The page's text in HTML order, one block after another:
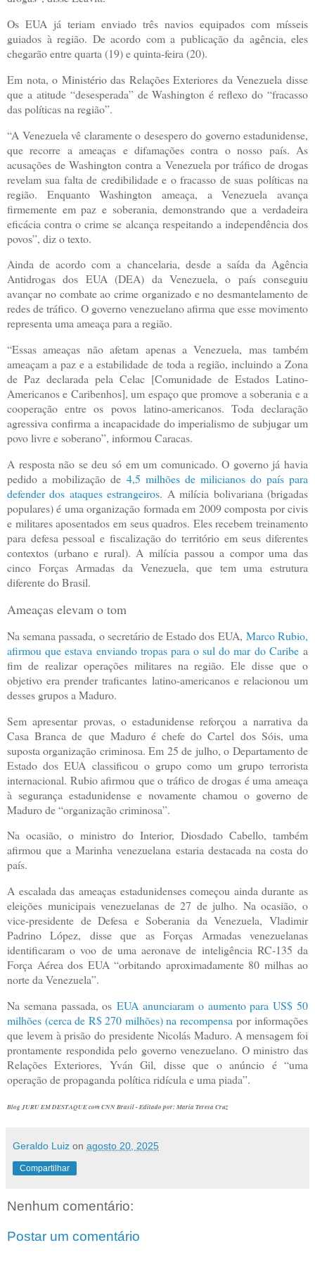
Os EUA já teriam enviado três navios equipados com mísseis
guiados à região. De acordo com a publicação da agência, eles
chegarão entre quarta (19) e quinta-feira (20).
Em nota, o Ministério das Relações Exteriores da Venezuela disse
que a atitude “desesperada” de Washington é reflexo do “fracasso
das políticas na região”.
“A Venezuela vê claramente o desespero do governo estadunidense,
que recorre a ameaças e difamações contra o nosso país. As
acusações de Washington contra a Venezuela por tráfico de drogas
revelam sua falta de credibilidade e o fracasso de suas políticas na
região. Enquanto Washington ameaça, a Venezuela avança
firmemente em paz e soberania, demonstrando que a verdadeira
eficácia contra o crime se alcança respeitando a independência dos
povos”, diz o texto.
Ainda de acordo com a chancelaria, desde a saída da Agência
Antidrogas dos EUA (DEA) da Venezuela, o país conseguiu
avançar no combate ao crime organizado e no desmantelamento de
redes de tráfico. O governo venezuelano afirma que esse movimento
representa uma ameaça para a região.
“Essas ameaças não afetam apenas a Venezuela, mas também
ameaçam a paz e a estabilidade de toda a região, incluindo a Zona
de Paz declarada pela Celac [Comunidade de Estados Latino-
Americanos e Caribenhos], um espaço que promove a soberania e a
cooperação entre os povos latino-americanos. Toda declaração
agressiva confirma a incapacidade do imperialismo de subjugar um
povo livre e soberano”, informou Caracas.
A resposta não se deu só em um comunicado. O governo já havia
pedido a mobilização de 4,5 milhões de milicianos do país para
defender dos ataques estrangeiros. A milícia bolivariana (brigadas
populares) é uma organização formada em 2009 composta por civis
e militares aposentados em seus quadros. Eles recebem treinamento
para defesa pessoal e fiscalização do território em seus diferentes
contextos (urbano e rural). A milícia passou a compor uma das
cinco Forças Armadas da Venezuela, que tem uma estrutura
diferente do Brasil.
Ameaças elevam o tom
Na semana passada, o secretário de Estado dos EUA, Marco Rubio,
afirmou que estava enviando tropas para o sul do mar do Caribea
fim de realizar operações militares na região. Ele disse que o
objetivo era prender traficantes latino-americanos e relacionou um
desses grupos a Maduro.
Sem apresentar provas, o estadunidense reforçou a narrativa da
Casa Branca de que Maduro é chefe do Cartel dos Sóis, uma
suposta organização criminosa. Em 25 de julho, o Departamento de
Estado dos EUA classificou o grupo como um grupo terrorista
internacional. Rubio afirmou que o tráfico de drogas é uma ameaça
à segurança estadunidense e novamente chamou o governo de
Maduro de “organização criminosa”.
Na ocasião, o ministro do Interior, Diosdado Cabello, também
afirmou que a Marinha venezuelana estaria destacada na costa do
país.
A escalada das ameaças estadunidenses começou ainda durante as
eleições municipais venezuelanas de 27 de julho. Na ocasião, o
vice-presidente de Defesa e Soberania da Venezuela, Vladimir
Padrino López, disse que as Forças Armadas venezuelanas
identificaram o voo de uma aeronave de inteligência RC-135 da
Força Aérea dos EUA “orbitando aproximadamente 80 milhas ao
norte da Venezuela”.
Na semana passada, osEUA anunciaram o aumento para US$ 50
milhões (cerca de R$ 270 milhões) na recompensa por informações
que levem à prisão do presidente Nicolás Maduro. A mensagem foi
prontamente respondida pelo governo venezuelano. O ministro das
Relações Exteriores, Yván Gil, disse que o anúncio é “uma
operação de propaganda política ridícula e uma piada”.
Blog JURU EM DESTAQUE com CNN Brasil - Editado por: Maria Teresa Cruz
Geraldo Luiz on agosto 20, 2025
Compartilhar
Nenhum comentário:
Postar um comentário